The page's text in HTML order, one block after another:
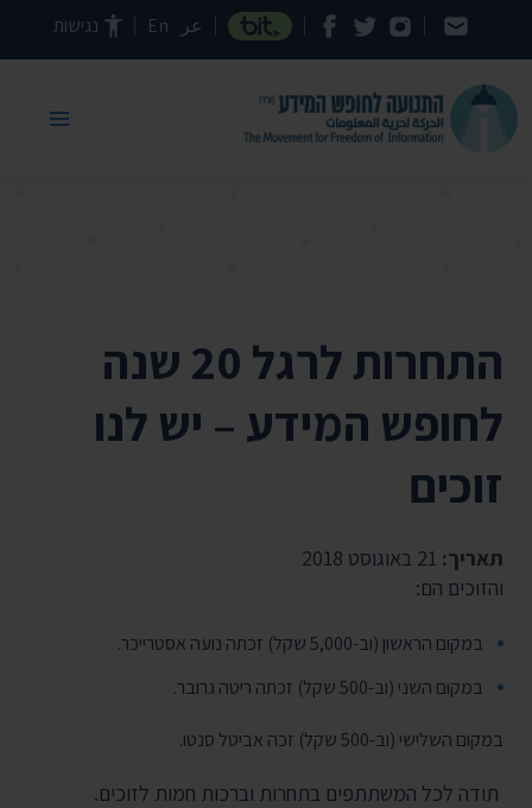
דילוג לתוכן העמוד عر En נגישות
התחרות לרגל 20 שנה
לחופש המידע – יש לנו
זוכים
תאריך:
והזוכים הם:
במקום הראשון (וב-5,000 שקל) זכתה
נועה אסטרייכר.
במקום השני (וב-500 שקל) זכתה ריטה גרובר.
במקום השלישי (וב-500 שקל) זכה אביטל סנטו.
תודה לכל המשתתפים בתחרות וברכות חמות לזוכים.